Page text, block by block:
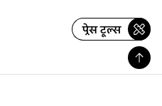
प्रेस टूल्स